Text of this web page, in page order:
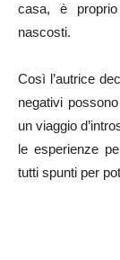
casa, è
nascosti.
Così l’autrice
negativi
un viaggio
le esperienze
tutti spunti per